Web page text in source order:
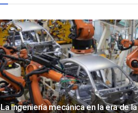
La ingeniería mecánica en la era de la